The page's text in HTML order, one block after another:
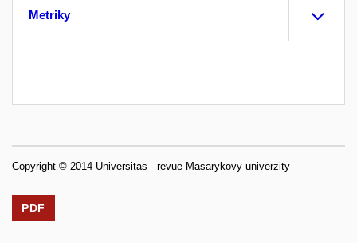
Metriky
Copyright © 2014 Universitas - revue Masarykovy univerzity
PDF